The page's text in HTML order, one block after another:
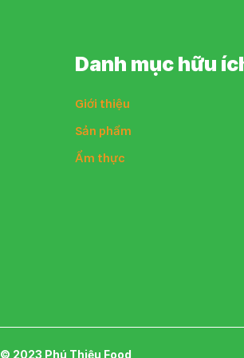
Danh mục hữu
Giới thiệu
Sản phẩm
Ẩm thực
© 2023 Phú Thiệu Food